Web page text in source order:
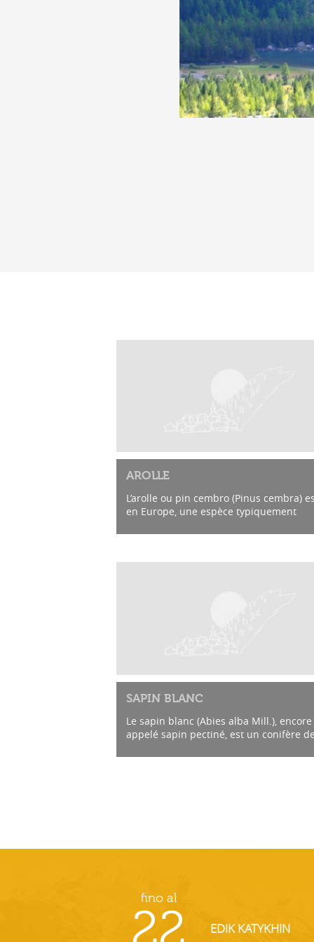
AROLLE
L’arolle ou pin cembro (Pinus cembra)
en Europe, une espèce typiquement
c’est le seul pin à cinq aiguilles
SAPIN BLANC
Le sapin blanc (Abies alba Mill.), encore
appelé sapin pectiné, est un conifère
importante pour la foresterie en
fino al
22 EDIK KATYKHIN